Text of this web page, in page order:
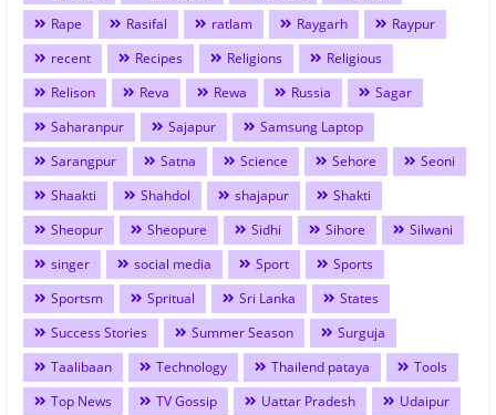
Rape
Rasifal ratlam Raygarh
Raypur
recent
Recipes Religions
Religious
Relison
Reva Rewa Russia
Sagar
Saharanpur
Sajapur
Samsung Laptop
Sarangpur
Satna Science Sehore
Seoni
Shaakti
Shahdol shajapur
Shakti
Sheopur
Sheopure Sidhi Sihore
Silwani
singer
social media Sport
Sports
Sportsm
Spritual Sri Lanka
States
Success Stories
Summer Season
Surguja
Taalibaan
Technology Thailend pataya
Tools
Top News
TV Gossip Uattar Pradesh
Udaipur